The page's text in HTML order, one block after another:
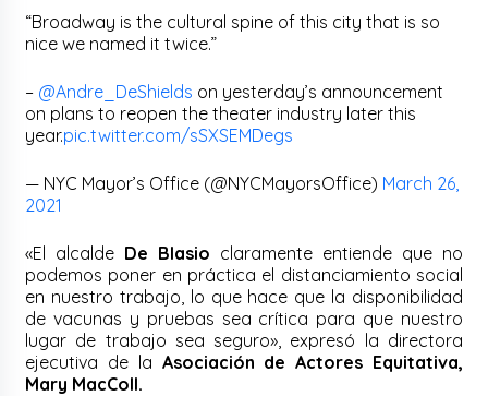
“Broadway is the cultural spine of this city that is so
nice we named it twice.”
– @Andre_DeShields on yesterday’s announcement
on plans to reopen the theater industry later this
year.pic.twitter.com/sSXSEMDegs
— NYC Mayor’s Office (@NYCMayorsOffice) March 26,
2021
«El alcalde De Blasio claramente entiende que no
podemos poner en práctica el distanciamiento social
en nuestro trabajo, lo que hace que la disponibilidad
de vacunas y pruebas sea crítica para que nuestro
lugar de trabajo sea seguro», expresó la directora
ejecutiva de la Asociación de Actores Equitativa,
Mary MacColl.